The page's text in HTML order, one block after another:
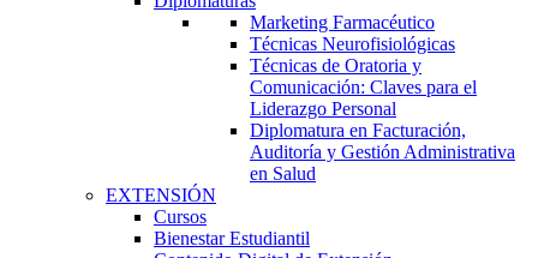
Marketing Farmacéutico
Técnicas Neurofisiológicas
Técnicas de Oratoria y
Comunicación: Claves para el
Liderazgo Personal
Diplomatura en Facturación,
Auditoría y Gestión Administrativa
en Salud
EXTENSIÓN
Cursos
Bienestar Estudiantil